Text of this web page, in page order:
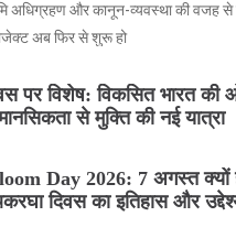
अधिग्रहण और कानून-व्यवस्था की वजह
अब फिर से शुरू हो
पर विशेष: विकसित भारत की
से मुक्ति की नई यात्रा
Day 2026: 7 अगस्त क्यों
दिवस का इतिहास और